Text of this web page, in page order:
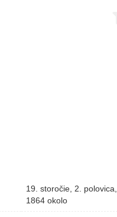
19. storočie, 2. polovica,
1864 okolo